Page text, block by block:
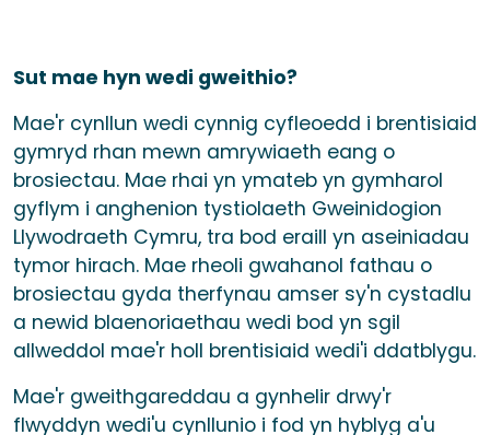
Sut mae hyn wedi gweithio?
Mae'r cynllun wedi cynnig cyfleoedd i brentisiaid
gymryd rhan mewn amrywiaeth eang o
brosiectau. Mae rhai yn ymateb yn gymharol
gyflym i anghenion tystiolaeth Gweinidogion
Llywodraeth Cymru, tra bod eraill yn aseiniadau
tymor hirach. Mae rheoli gwahanol fathau o
brosiectau gyda therfynau amser sy'n cystadlu
a newid blaenoriaethau wedi bod yn sgil
allweddol mae'r holl brentisiaid wedi'i ddatblygu.
Mae'r gweithgareddau a gynhelir drwy'r
flwyddyn wedi'u cynllunio i fod yn hyblyg a'u